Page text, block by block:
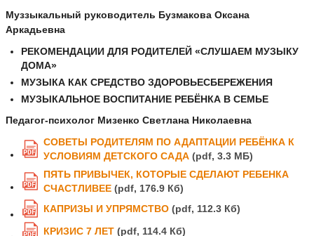
Муззыкальный руководитель Бузмакова Оксана
Аркадьевна
РЕКОМЕНДАЦИИ ДЛЯ РОДИТЕЛЕЙ «СЛУШАЕМ МУЗЫКУ
ДОМА»
МУЗЫКА КАК СРЕДСТВО ЗДОРОВЬЕСБЕРЕЖЕНИЯ
МУЗЫКАЛЬНОЕ ВОСПИТАНИЕ РЕБЁНКА В СЕМЬЕ
Педагог-психолог Мизенко Светлана Николаевна
PDF
СОВЕТЫ РОДИТЕЛЯМ ПО АДАПТАЦИИ РЕБЁНКА К
УСЛОВИЯМ ДЕТСКОГО САДА(pdf, 3.3 MБ)
PDF
ПЯТЬ ПРИВЫЧЕК, КОТОРЫЕ СДЕЛАЮТ РЕБЕНКА
СЧАСТЛИВЕЕ (pdf, 176.9 Кб)
PDF КАПРИЗЫ И УПРЯМСТВО (pdf, 112.3 Кб)
PDF КРИЗИС 7 ЛЕТ (pdf, 114.4 Кб)